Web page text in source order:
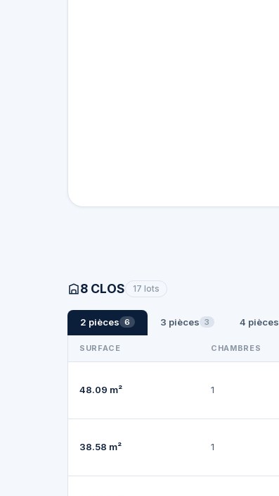
8 CLOS 17 lots
2 pièces 6 3 pièces 3 4 pièces
SURFACE CHAMBRES
48.09 m² 1
38.58 m² 1